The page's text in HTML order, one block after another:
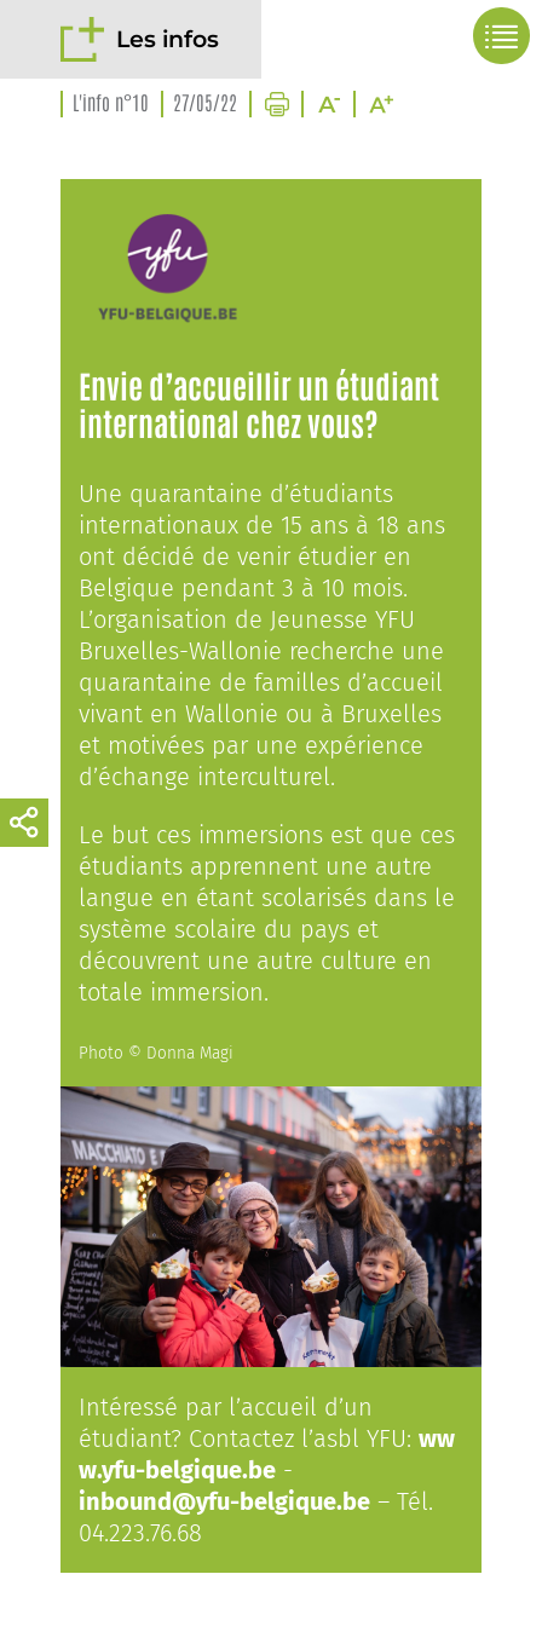
Les infos
L'info n°10 27/05/22
Envie d’accueillir un étudiant
international chez vous?
Une quarantaine d’étudiants
internationaux de 15 ans à 18 ans
ont décidé de venir étudier en
Belgique pendant 3 à 10 mois.
L’organisation de Jeunesse YFU
Bruxelles-Wallonie recherche une
quarantaine de familles d’accueil
vivant en Wallonie ou à Bruxelles
et motivées par une expérience
d’échange interculturel.
Le but ces immersions est que ces
étudiants apprennent une autre
langue en étant scolarisés dans le
système scolaire du pays et
découvrent une autre culture en
totale immersion.
Photo © Donna Magi
Intéressé par l’accueil d’un
étudiant? Contactez l’asbl YFU: ww
w.yfu-belgique.be -
inbound@yfu-belgique.be – Tél.
04.223.76.68